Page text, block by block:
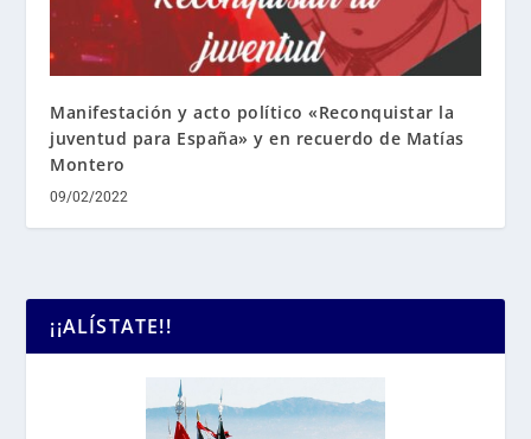
Manifestación y acto político «Reconquistar la
juventud para España» y en recuerdo de Matías
Montero
09/02/2022
¡¡ALÍSTATE!!